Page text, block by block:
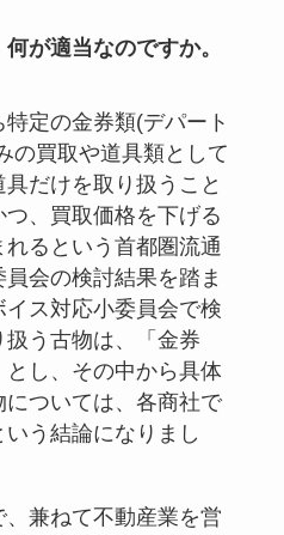
が適当なのですか。
特定の金券類(デパート
の買取や道具類として
だけを取り扱うこと
つ、買取価格を下げる
るという首都圏流通
会の検討結果を踏ま
イス対応小委員会で検
う古物は、「金券
し、その中から具体
ついては、各商社で
う結論になりまし
兼ねて不動産業を営